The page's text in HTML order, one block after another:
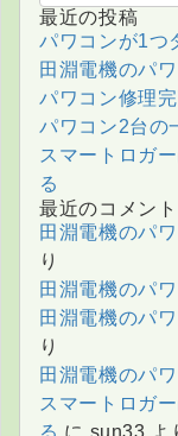
最近の投稿
パワコンが1つ
田淵電機のパ
パワコン修理
パワコン2台の
スマートロガ
る
最近のコメント
田淵電機のパ
り
田淵電機のパ
田淵電機のパ
り
田淵電機のパ
スマートロガ
る に sun33 よ